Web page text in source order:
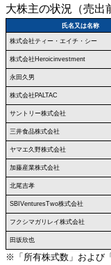
大株主の状況（売出
氏名又は名称
株式会社ティー・エイチ・シー
株式会社Heroicinvestment
永田久男
株式会社PALTAC
サントリー株式会社
三井食品株式会社
ヤマエ久野株式会社
加藤産業株式会社
北尾吉孝
SBIVenturesTwo株式会社
フクシマガリレイ株式会社
田坂欣也
※「所有株式数」および